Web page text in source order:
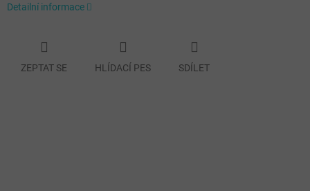
Detailní informace
ZEPTAT SE HLÍDACÍ PES SDÍLET